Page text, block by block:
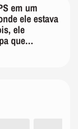
em um
ele estava
ele
que